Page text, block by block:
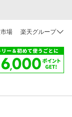
場 楽天グループ